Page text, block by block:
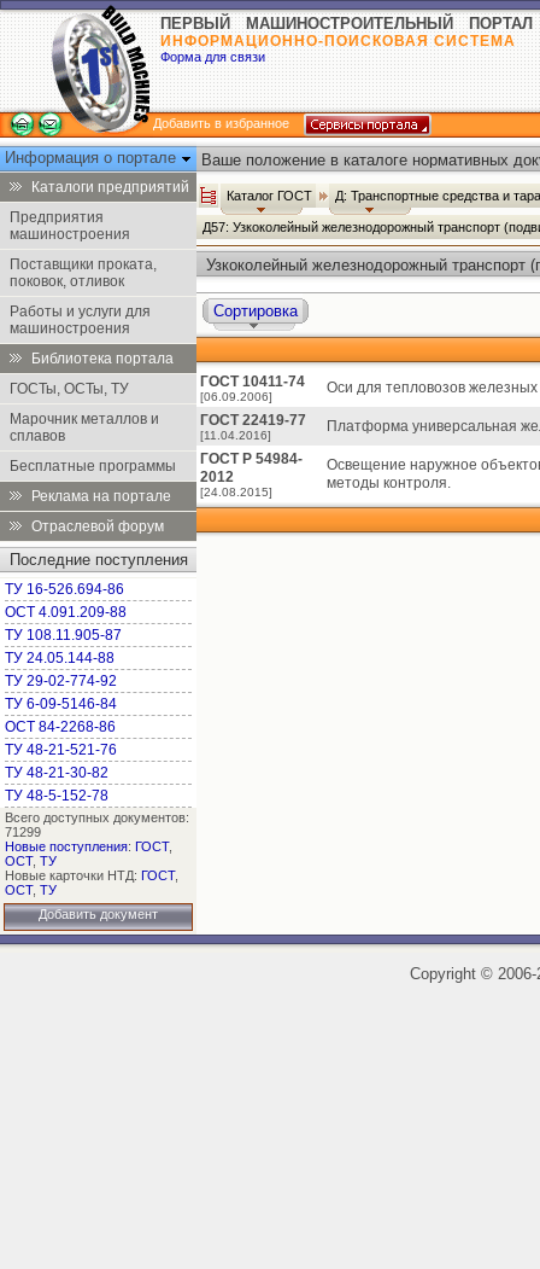
ПЕРВЫЙ МАШИНОСТРОИТЕЛЬНЫЙ ПОРТАЛ
ИНФОРМАЦИОННО-ПОИСКОВАЯ СИСТЕМА
Форма для связи
Добавить в избранное
Информация о портале
Каталоги предприятий
Предприятия
машиностроения
Поставщики проката,
поковок, отливок
Работы и услуги для
машиностроения
Библиотека портала
ГОСТы, ОСТы, ТУ
Марочник металлов и
сплавов
Бесплатные программы
Реклама на портале
Отраслевой форум
Последние поступления
ТУ 16-526.694-86
ОСТ 4.091.209-88
ТУ 108.11.905-87
ТУ 24.05.144-88
ТУ 29-02-774-92
ТУ 6-09-5146-84
ОСТ 84-2268-86
ТУ 48-21-521-76
ТУ 48-21-30-82
ТУ 48-5-152-78
Всего доступных документов:
71299
Новые поступления: ГОСТ,
ОСТ, ТУ
Новые карточки НТД: ГОСТ,
ОСТ, ТУ
Добавить документ
Ваше положение в каталоге нормативных
Каталог ГОСТ Д: Транспортные средства и
Д57: Узкоколейный железнодорожный транспорт
Узкоколейный железнодорожный транспорт
Сортировка
ГОСТ 10411-74
[06.09.2006]
Оси для тепловозов железных
ГОСТ 22419-77
[11.04.2016]
Платформа универсальная
ГОСТ Р 54984-
2012
[24.08.2015]
Освещение наружное
методы контроля.
Copyright ©